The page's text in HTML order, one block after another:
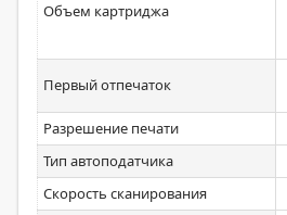
Объем картриджа
Первый отпечаток
Разрешение печати
Тип автоподатчика
Скорость сканирования